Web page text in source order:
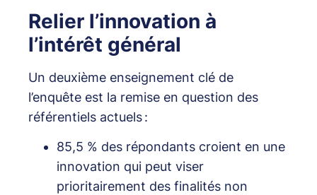
Relier l’innovation à
l’intérêt général
Un deuxième enseignement clé de
l’enquête est la remise en question des
référentiels actuels :
85,5 % des répondants croient en une
innovation qui peut viser
prioritairement des finalités non